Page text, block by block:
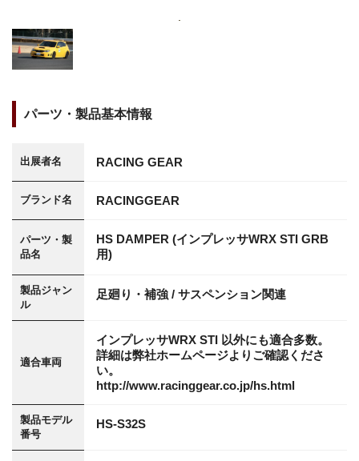
パーツ・製品基本情報
出展者名 RACING GEAR
ブランド名 RACINGGEAR
パーツ・製
品名
HS DAMPER (インプレッサWRX STI GRB
用)
製品ジャン
ル
足廻り・補強 / サスペンション関連
適合車両
インプレッサWRX STI 以外にも適合多数。
詳細は弊社ホームページよりご確認くださ
い。
http://www.racinggear.co.jp/hs.html
製品モデル
番号
HS-S32S